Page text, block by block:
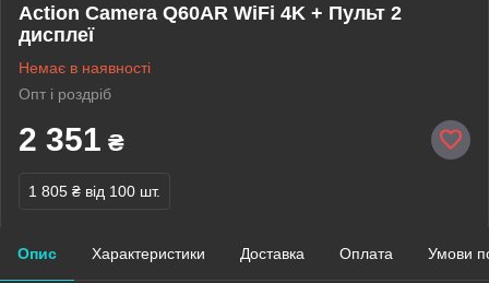
Action Camera Q60AR WiFi 4K + Пульт 2
дисплеї
Немає в наявності
Опт і роздріб
2 351 ₴
1 805 ₴ від 100 шт.
Опис Характеристики Доставка Оплата Умови